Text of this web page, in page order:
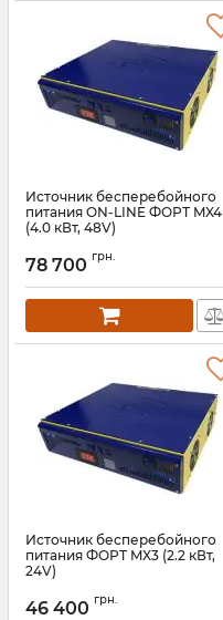
Источник бесперебойного
питания ON-LINE ФОРТ MX4
(4.0 кВт, 48V)
78 700 грн.
Источник бесперебойного
питания ФОРТ MX3 (2.2 кВт,
24V)
46 400 грн.